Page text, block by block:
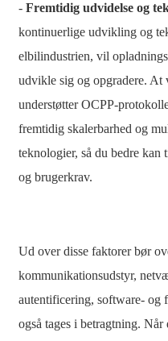
- Fremtidig udvidelse og
kontinuerlige udvikling og
elbilindustrien, vil
udvikle sig og opgradere. At
understøtter OCPP-
fremtidig skalerbarhed og
teknologier, så du bedre
og brugerkrav.
Ud over disse faktorer bør
kommunikationsudstyr,
autentificering, software- og
også tages i betragtning.